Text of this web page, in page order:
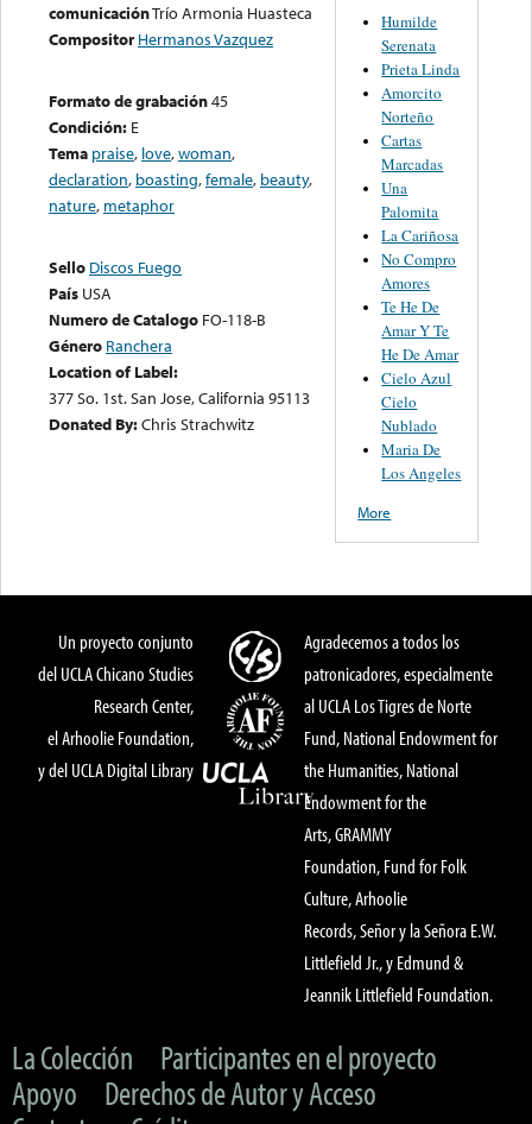
comunicaciónTrío Armonia Huasteca
Compositor Hermanos Vazquez
Formato de grabación45
Condición: E
Tema praise, love,woman,
declaration, boasting,female, beauty,
nature, metaphor
Sello Discos Fuego
País USA
Numero de Catalogo FO-118-B
Género Ranchera
Location of Label:
377 So. 1st. San Jose, California 95113
Donated By:Chris Strachwitz
Humilde
Serenata
Prieta Linda
Amorcito
Norteño
Cartas
Marcadas
Una
Palomita
La Cariñosa
No Compro
Amores
Te He De
Amar Y Te
He De Amar
Cielo Azul
Cielo
Nublado
Maria De
Los Angeles
More
Un proyecto conjunto
del UCLA Chicano Studies
Research Center,
el Arhoolie Foundation,
y del UCLA Digital Library
Agradecemos a todos los
patronicadores, especialmente
al UCLA Los Tigres de Norte
Fund, National Endowment for
the Humanities, National
Endowment for the
Arts, GRAMMY
Foundation, Fund for Folk
Culture, Arhoolie
Records, Señor y la Señora E.W.
Littlefield Jr., y Edmund &
Jeannik Littlefield Foundation.
La Colección
Participantes en el proyecto
Apoyo
Derechos de Autor y Acceso